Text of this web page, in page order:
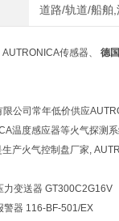
道路/轨道/船舶
传感器、 德
公司常年低价供应
温度感应器等火气探测系
产火气控制盘厂家,
力变送器 GT300C2G16V
警器 116-BF-501/EX